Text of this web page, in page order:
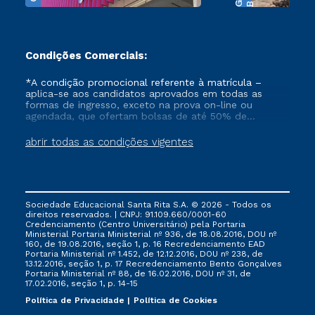
Condições Comerciais:
abrir todas as condições vigentes
*A condição promocional referente à matrícula –
aplica-se aos candidatos aprovados em todas as
formas de ingresso, exceto na prova on-line ou
agendada, que ofertam bolsas de até 50% de
que ainda não tenham efetivado e/ou não tenham
cancelado ou trancado sua matrícula em uma das
FIES, Prouni e outros programas governamentais, e
não se acumula com nenhuma outra campanha
ofertada pela Instituição.
Sociedade Educacional Santa Rita S.A. © 2026 - Todos os
direitos reservados. | CNPJ: 91.109.660/0001-60
Credenciamento (Centro Universitário) pela Portaria
Ministerial Portaria Ministerial nº 936, de 18.08.2016, DOU nº
160, de 19.08.2016, seção 1, p. 16 Recredenciamento EAD
Portaria Ministerial nº 1.452, de 12.12.2016, DOU nº 238, de
13.12.2016, seção 1, p. 17 Recredenciamento Bento Gonçalves
Portaria Ministerial nº 88, de 16.02.2016, DOU nº 31, de
17.02.2016, seção 1, p. 14-15
Política de Privacidade
Política de Cookies